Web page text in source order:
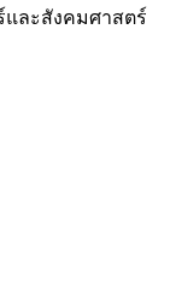
ละสังคมศาสตร์